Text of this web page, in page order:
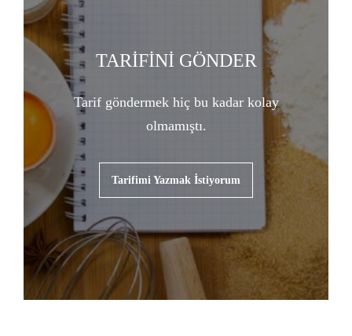
TARİFİNİ GÖNDER
Tarif göndermek hiç bu kadar kolay
olmamıştı.
Tarifimi Yazmak İstiyorum